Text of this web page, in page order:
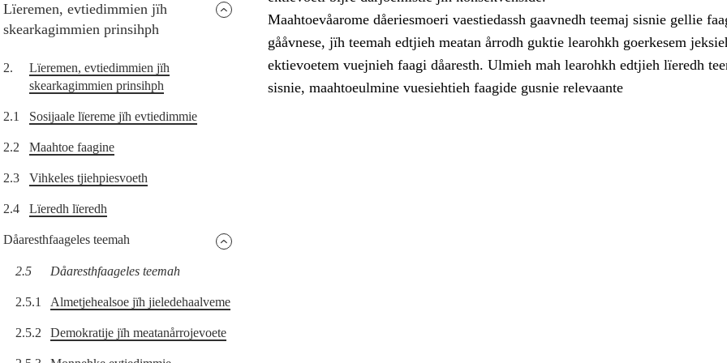
Lïeremen, evtiedimmien jïh
skearkagimmien prinsihph
2.
Lïeremen, evtiedimmien jïh
skearkagimmien prinsihph
2.1 Sosijaale lïereme jïh evtiedimmie
2.2 Maahtoe faagine
2.3 Vihkeles tjiehpiesvoeth
2.4 Lïeredh lïeredh
Dåaresthfaageles teemah
2.5 Dåaresthfaageles teemah
2.5.1 Almetjehealsoe jïh jieledehaalveme
2.5.2 Demokratije jïh meatanårrojevoete
Maahtoevåarome dåeriesmoeri vaestiedassh gaavnedh teemaj sisnie gellie
gååvnese, jïh teemah edtjieh meatan årrodh guktie learohkh goerkesem
ektievoetem vuejnieh faagi dåaresth. Ulmieh mah learohkh edtjieh lïeredh
sisnie, maahtoeulmine vuesiehtieh faagide gusnie relevaante